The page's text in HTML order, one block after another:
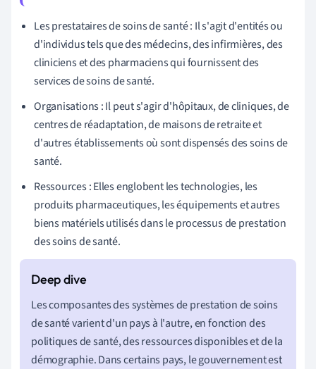
Les prestataires de soins de santé : Il s'agit d'entités ou
d'individus tels que des médecins, des infirmières, des
cliniciens et des pharmaciens qui fournissent des
services de soins de santé.
Organisations : Il peut s'agir d'hôpitaux, de cliniques, de
centres de réadaptation, de maisons de retraite et
d'autres établissements où sont dispensés des soins de
santé.
Ressources : Elles englobent les technologies, les
produits pharmaceutiques, les équipements et autres
biens matériels utilisés dans le processus de prestation
des soins de santé.
Les composantes des systèmes de prestation de soins
de santé varient d'un pays à l'autre, en fonction des
politiques de santé, des ressources disponibles et de la
démographie. Dans certains pays, le gouvernement est